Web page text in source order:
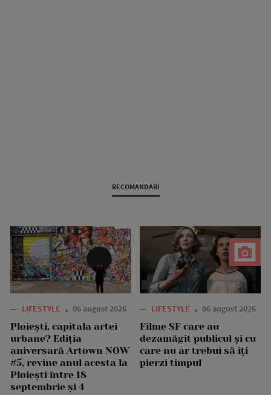
RECOMANDARI
— LIFESTYLE 06 august 2026
Ploiești, capitala artei
urbane? Ediția
aniversară Artown NOW
#5, revine anul acesta la
Ploiești între 18
septembrie și 4
— LIFESTYLE 06 august 2026
Filme SF care au
dezamăgit publicul și cu
care nu ar trebui să îți
pierzi timpul